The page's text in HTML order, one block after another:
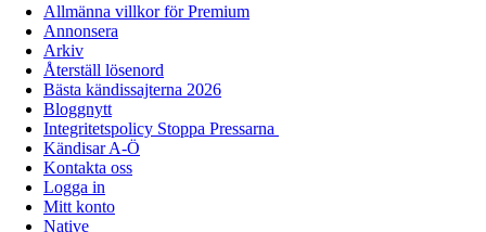
Allmänna villkor för Premium
Annonsera
Arkiv
Återställ lösenord
Bästa kändissajterna 2026
Bloggnytt
Integritetspolicy Stoppa Pressarna
Kändisar A-Ö
Kontakta oss
Logga in
Mitt konto
Native